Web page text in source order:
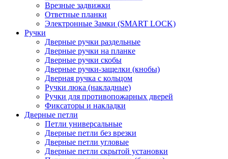
Врезные задвижки
Ответные планки
Электронные Замки (SMART LOCK)
Ручки
Дверные ручки раздельные
Дверные ручки на планке
Дверные ручки скобы
Дверные ручки-защелки (кнобы)
Дверная ручка с кольцом
Ручки люка (накладные)
Ручки для противопожарных дверей
Фиксаторы и накладки
Дверные петли
Петли универсальные
Дверные петли без врезки
Дверные петли угловые
Дверные петли скрытой установки